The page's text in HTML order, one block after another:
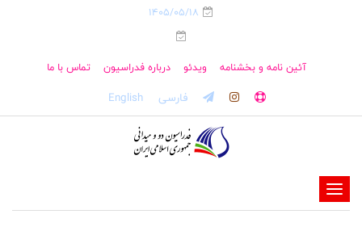
1405/05/18
آئین نامه و بخشنامه ویدئو درباره فدراسیون تماس با ما
فارسی English
-
-